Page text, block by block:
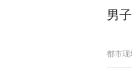
男
都市现